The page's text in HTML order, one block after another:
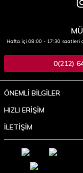
Hafta içi 08:00 - 17:30 saatleri
0(212)
ÖNEMLİ BİLGİLER
HIZLI ERİŞİM
İLETİŞİM